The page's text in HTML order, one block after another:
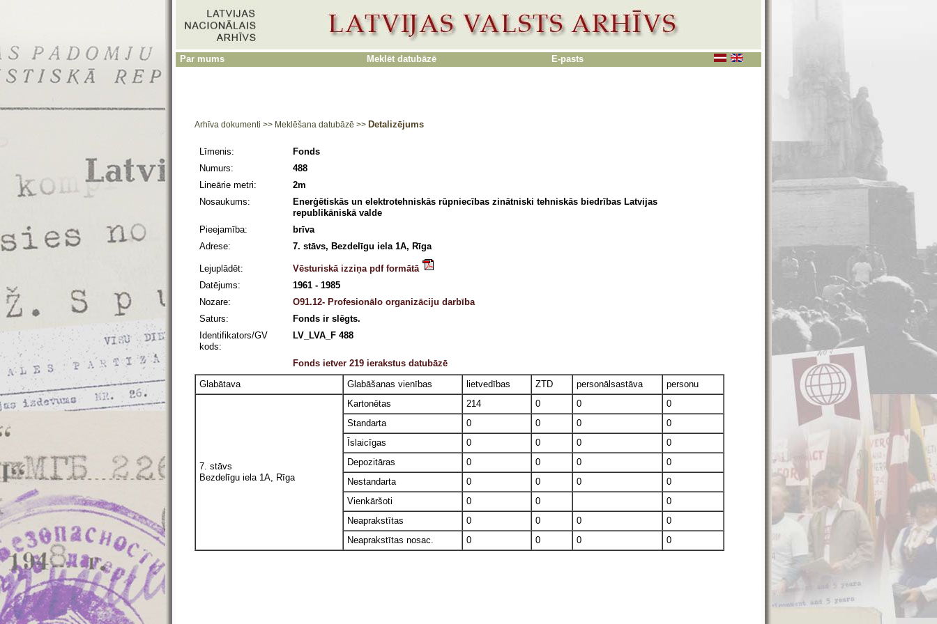
Par mums Meklēt datubāzē E-pasts
Arhīva dokumenti >> Meklēšana datubāzē >> Detalizējums
Līmenis:
Fonds
Numurs:
488
Lineārie metri:
2m
Nosaukums:
Enerģētiskās un elektrotehniskās rūpniecības zinātniski tehniskās biedrības Latvijas
republikāniskā valde
Pieejamība:
brīva
Adrese:
7. stāvs, Bezdelīgu iela 1A, Rīga
Lejuplādēt:
Vēsturiskā izziņa pdf formātā
Datējums:
1961 - 1985
Nozare:
O91.12- Profesionālo organizāciju darbība
Saturs:
Fonds ir slēgts.
Identifikators/GV
kods:
LV_LVA_F 488
Fonds ietver 219 ierakstus datubāzē
Glabātava
Glabāšanas vienības lietvedības ZTD personālsastāva personu
7. stāvs
Bezdelīgu iela 1A, Rīga
Kartonētas 214 0 0
0
Standarta
0 0 0
0
Īslaicīgas
0 0 0
0
Depozitāras
0 0 0
0
Nestandarta
0 0 0
0
Vienkāršoti
0 0
0
Neaprakstītas
0 0 0
0
Neaprakstītas nosac.
0 0 0 0